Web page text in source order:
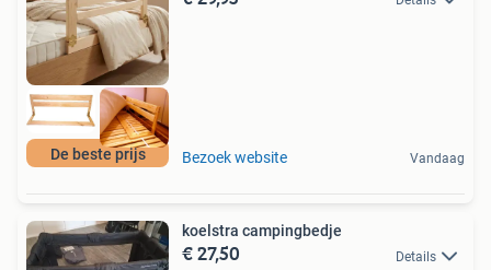
De beste prijs Bezoek website Vandaag
koelstra campingbedje
€ 27,50 Details